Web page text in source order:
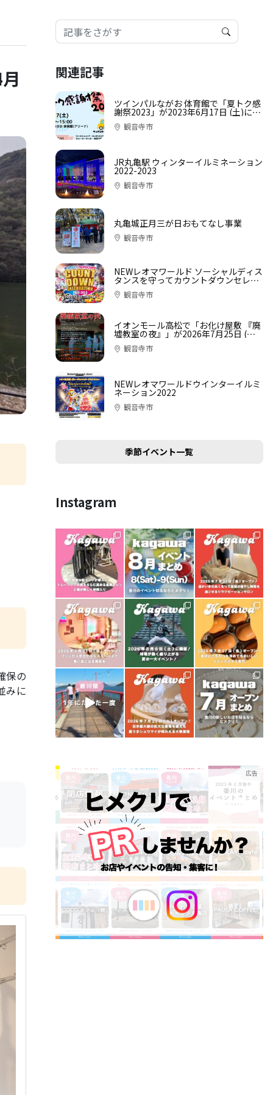
保の
みに
関連記事
ツインパルながお 体育館で「夏トク感
謝祭2023」が2023年6月17日 (土)に開
催 観音寺市
JR丸亀駅 ウィンターイルミネーション
2022-2023
観音寺市
丸亀城正月三が日おもてなし事業
観音寺市
NEWレオマワールド ソーシャルディス
タンスを守ってカウントダウンセレブ
レーション
観音寺市
イオンモール高松で「お化け屋敷 『廃
墟教室の夜』」が2026年7月25日 (土)-
8月9日 (日)に開催
観音寺市
NEWレオマワールドウインターイルミ
ネーション2022
観音寺市
季節イベント一覧
Instagram